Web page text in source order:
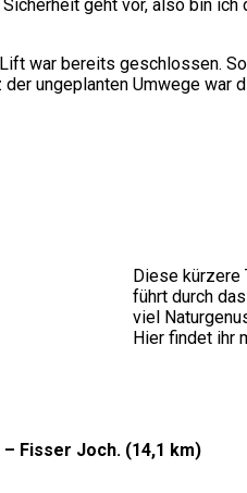
geht vor, also bin
war bereits geschlossen.
ungeplanten Umwege
Diese kürzere
führt durch
viel
Hier findet ihr
Fisser Joch. (14,1 km)